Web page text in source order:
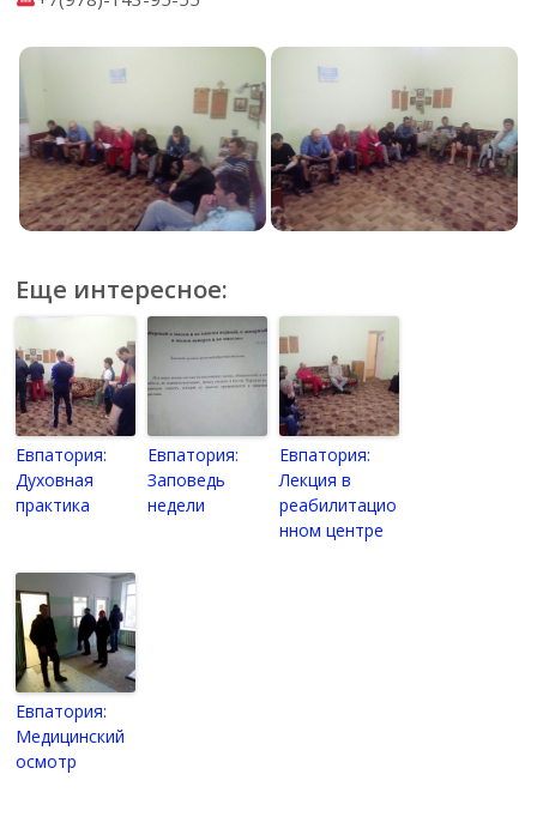
Еще интересное:
Евпатория:
Духовная
практика
Евпатория:
Заповедь
недели
Евпатория:
Лекция в
реабилитацио
нном центре
Евпатория:
Медицинский
осмотр